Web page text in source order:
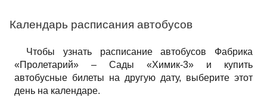
Календарь расписания автобусов
Чтобы узнать расписание автобусов Фабрика
«Пролетарий» – Сады «Химик-3» и купить
автобусные билеты на другую дату, выберите этот
день на календаре.